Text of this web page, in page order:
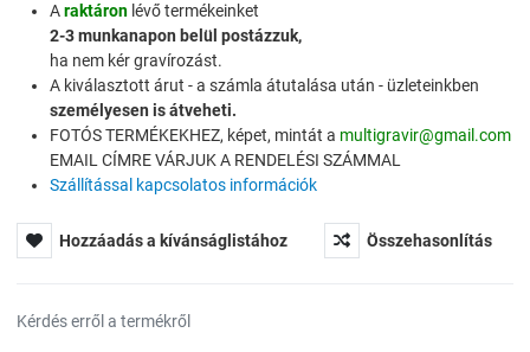
Araktáron lévő termékeinket
2-3 munkanapon belül postázzuk,
ha nem kér gravírozást.
A kiválasztott árut - a számla átutalása után - üzleteinkben
személyesen is átveheti.
FOTÓS TERMÉKEKHEZ, képet, mintát a multigravir@gmail.com
EMAIL CÍMRE VÁRJUK A RENDELÉSI SZÁMMAL
Szállítással kapcsolatos információk
Hozzáadás a kívánságlistához Összehasonlítás
Kérdés erről a termékről